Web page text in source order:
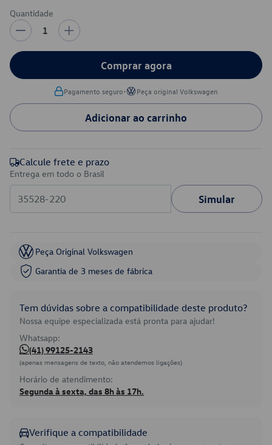
Quantidade
1
Comprar agora
Pagamento seguro• Peça original Volkswagen
Adicionar ao carrinho
Calcule frete e prazo
Entrega em todo o Brasil
Simular
Peça Original Volkswagen
Garantia de 3 meses de fábrica
Tem dúvidas sobre a compatibilidade deste produto?
Nossa equipe especializada está pronta para ajudar!
Whatsapp:
(41) 99125-2143
(apenas mensagens de texto, não atendemos ligações)
Horário de atendimento:
Segunda à sexta, das 8h às 17h.
Verifique a compatibilidade